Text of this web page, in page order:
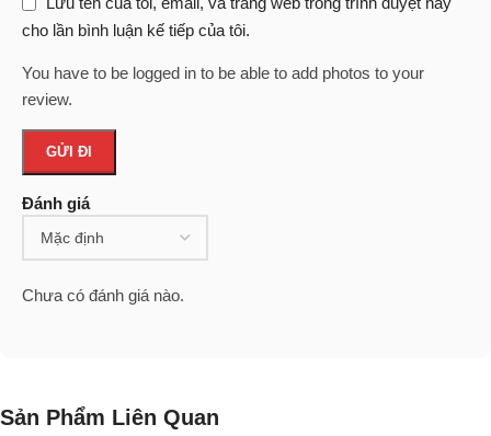
Đánh giá
Chưa có đánh giá nào.
cho lần bình luận kế tiếp của tôi.
You have to be logged in to be able to add photos to your
review.
Sản Phẩm Liên Quan